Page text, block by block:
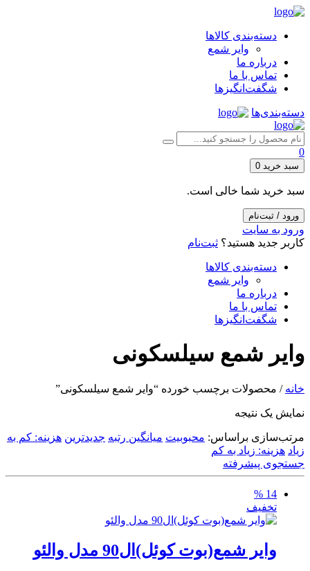
دسته‌بندی کالاها
وایر شمع
درباره ما
تماس با ما
شگفت‌انگیزها
دسته‌بندی‌ها
0
سبد خرید 0
سبد خرید شما خالی است.
ورود / ثبت‌نام
ورود به سایت
کاربر جدید هستید؟ ثبت‌نام
دسته‌بندی کالاها
وایر شمع
درباره ما
تماس با ما
شگفت‌انگیزها
وایر شمع سیلسکونی
خانه / محصولات برچسب خورده “وایر شمع سیلسکونی”
نمایش یک نتیجه
مرتب‌سازی براساس: محبوبیت میانگین رتبه جدیدترین هزینه: کم به
زیاد هزینه: زیاد به کم
جستجوی پیشرفته
14 %
تخفیف
وایر شمع(بوت کوئل)ال90 مدل والئو